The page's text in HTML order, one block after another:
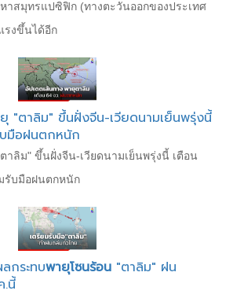
าสมุทรแปซิฟิก (ทางตะวันออกของประเทศ
รงขึ้นได้อีก
"ตาลิม" ขึ้นฝั่งจีน-เวียดนามเย็นพรุ่งนี้
มือฝนตกหนัก
าลิม" ขึ้นฝั่งจีน-เวียดนามเย็นพรุ่งนี้ เตือน
รับมือฝนตกหนัก
กระทบพายุโซนร้อน "ตาลิม" ฝน
.นี้